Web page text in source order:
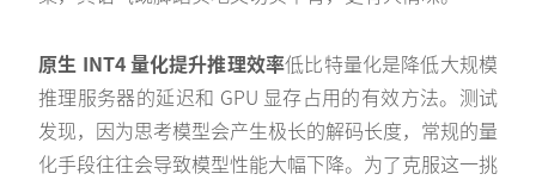
原生 INT4 量化提升推理效率低比特量化是降低大规模
推理服务器的延迟和 GPU 显存占用的有效方法。测试
发现，因为思考模型会产生极长的解码长度，常规的量
化手段往往会导致模型性能大幅下降。为了克服这一挑